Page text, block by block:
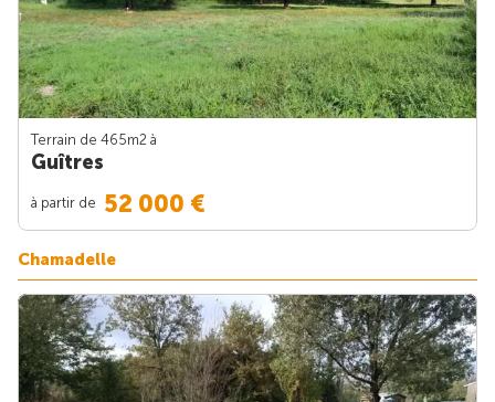
Terrain de 465m2 à
Guîtres
à partir de 52 000 €
Chamadelle